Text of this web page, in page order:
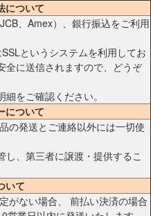
について
、Amex）、銀行振込をご利用
というシステムを利用してお
全に送信されますので、どうぞ
をご確認ください。
について
の発送とご連絡以外には一切使
、第三者に譲渡・提供するこ
いて
がない場合、 前払い決済の場合